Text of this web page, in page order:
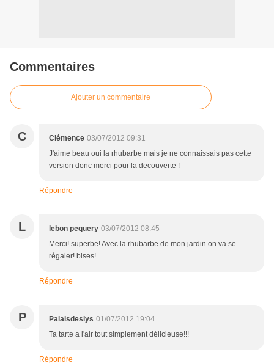
Commentaires
Ajouter un commentaire
C Clémence 03/07/2012 09:31
J'aime beau oui la rhubarbe mais je ne connaissais pas cette
version donc merci pour la decouverte !
Répondre
L lebon pequery 03/07/2012 08:45
Merci! superbe! Avec la rhubarbe de mon jardin on va se
régaler! bises!
Répondre
P Palaisdeslys 01/07/2012 19:04
Ta tarte a l'air tout simplement délicieuse!!!
Répondre